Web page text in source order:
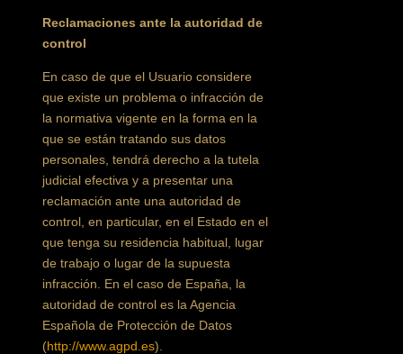
Reclamaciones ante la autoridad de
control
En caso de que el Usuario considere
que existe un problema o infracción de
la normativa vigente en la forma en la
que se están tratando sus datos
personales, tendrá derecho a la tutela
judicial efectiva y a presentar una
reclamación ante una autoridad de
control, en particular, en el Estado en el
que tenga su residencia habitual, lugar
de trabajo o lugar de la supuesta
infracción. En el caso de España, la
autoridad de control es la Agencia
Española de Protección de Datos
(http://www.agpd.es).